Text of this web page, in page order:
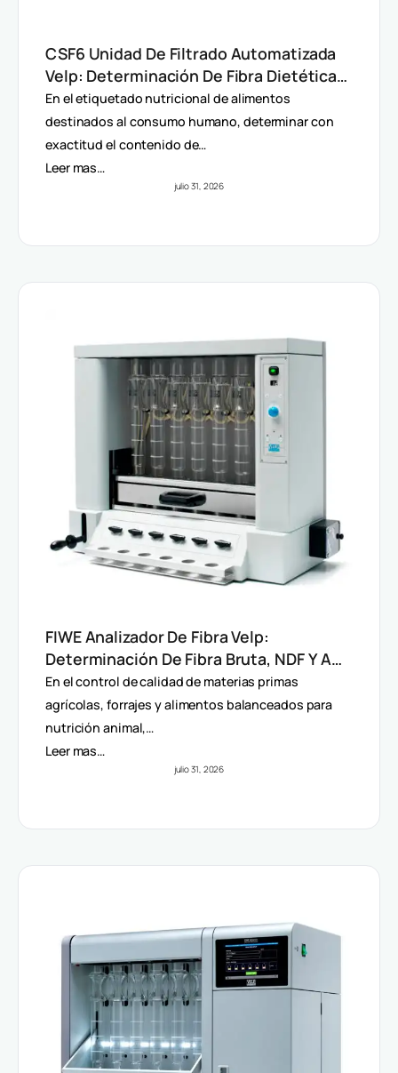
CSF6 Unidad De Filtrado Automatizada
Velp: Determinación De Fibra Dietética
(AOAC)
En el etiquetado nutricional de alimentos
destinados al consumo humano, determinar con
exactitud el contenido de…
Leer mas…
julio 31, 2026
FIWE Analizador De Fibra Velp:
Determinación De Fibra Bruta, NDF Y ADF
En Alimentos Y Piensos
En el control de calidad de materias primas
agrícolas, forrajes y alimentos balanceados para
nutrición animal,…
Leer mas…
julio 31, 2026